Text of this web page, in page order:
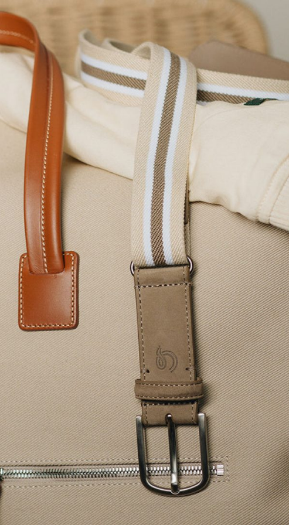
Home
Le concept
Le vestiaire/
News
Restaurant
Contact.
9 place Wilson, Toulouse
t. 05 62 27 77 77
Lundi au vendredi
Samedi